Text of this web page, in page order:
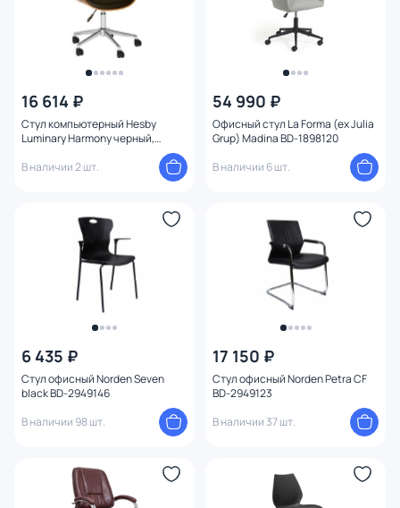
16 614 ₽
Стул компьютерный Hesby
Luminary Harmony черный,
В наличии 2 шт.
54 990 ₽
Офисный стул La Forma (ex Julia
Grup) Madina BD-1898120
В наличии 6 шт.
6 435 ₽
Стул офисный Norden Seven
black BD-2949146
В наличии 98 шт.
17 150 ₽
Стул офисный Norden Petra CF
BD-2949123
В наличии 37 шт.